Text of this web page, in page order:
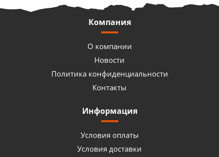
Компания
О компании
Новости
Политика конфиденциальности
Контакты
Информация
Условия оплаты
Условия доставки